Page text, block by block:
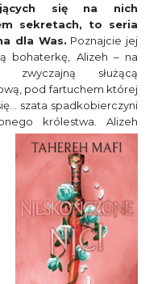
się na nich
sekretach, to seria
dla Was. Poznajcie jej
bohaterkę, Alizeh – na
zwyczajną służącą
pod fartuchem której
szata spadkobierczyni
królestwa. Alizeh